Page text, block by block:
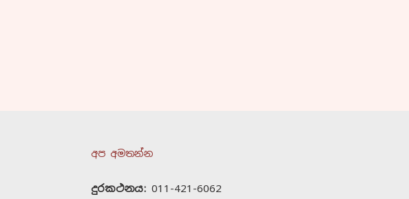
අප අමතන්න
දුරකථනය: 011-421-6062